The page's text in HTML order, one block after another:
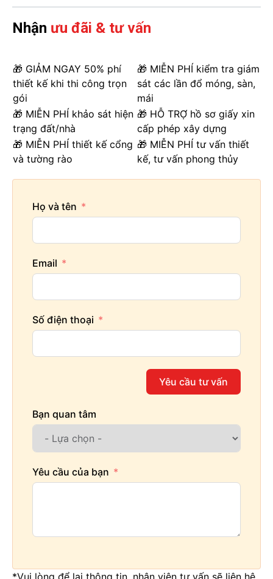
Nhận ưu đãi & tư vấn
🎁 GIẢM NGAY 50% phí
thiết kế khi thi công trọn
gói
🎁 MIỄN PHÍ kiểm tra giám
sát các lần đổ móng, sàn,
mái
🎁 MIỄN PHÍ khảo sát hiện
trạng đất/nhà
🎁 HỖ TRỢ hồ sơ giấy xin
cấp phép xây dựng
🎁 MIỄN PHÍ thiết kế cổng
và tường rào
🎁 MIỄN PHÍ tư vấn thiết
kế, tư vấn phong thủy
Họ và tên
Email
Số điện thoại
Yêu cầu tư vấn
Bạn quan tâm
Yêu cầu của bạn
*Vui lòng để lại thông tin, nhân viên tư vấn sẽ liên hệ